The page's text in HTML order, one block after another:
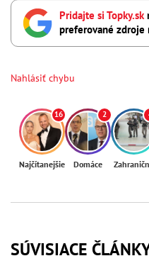
Pridajte si Topky.sk
preferované zdroje
Nahlásiť chybu
16
Najčítanejšie
2
Domáce
SÚVISIACE